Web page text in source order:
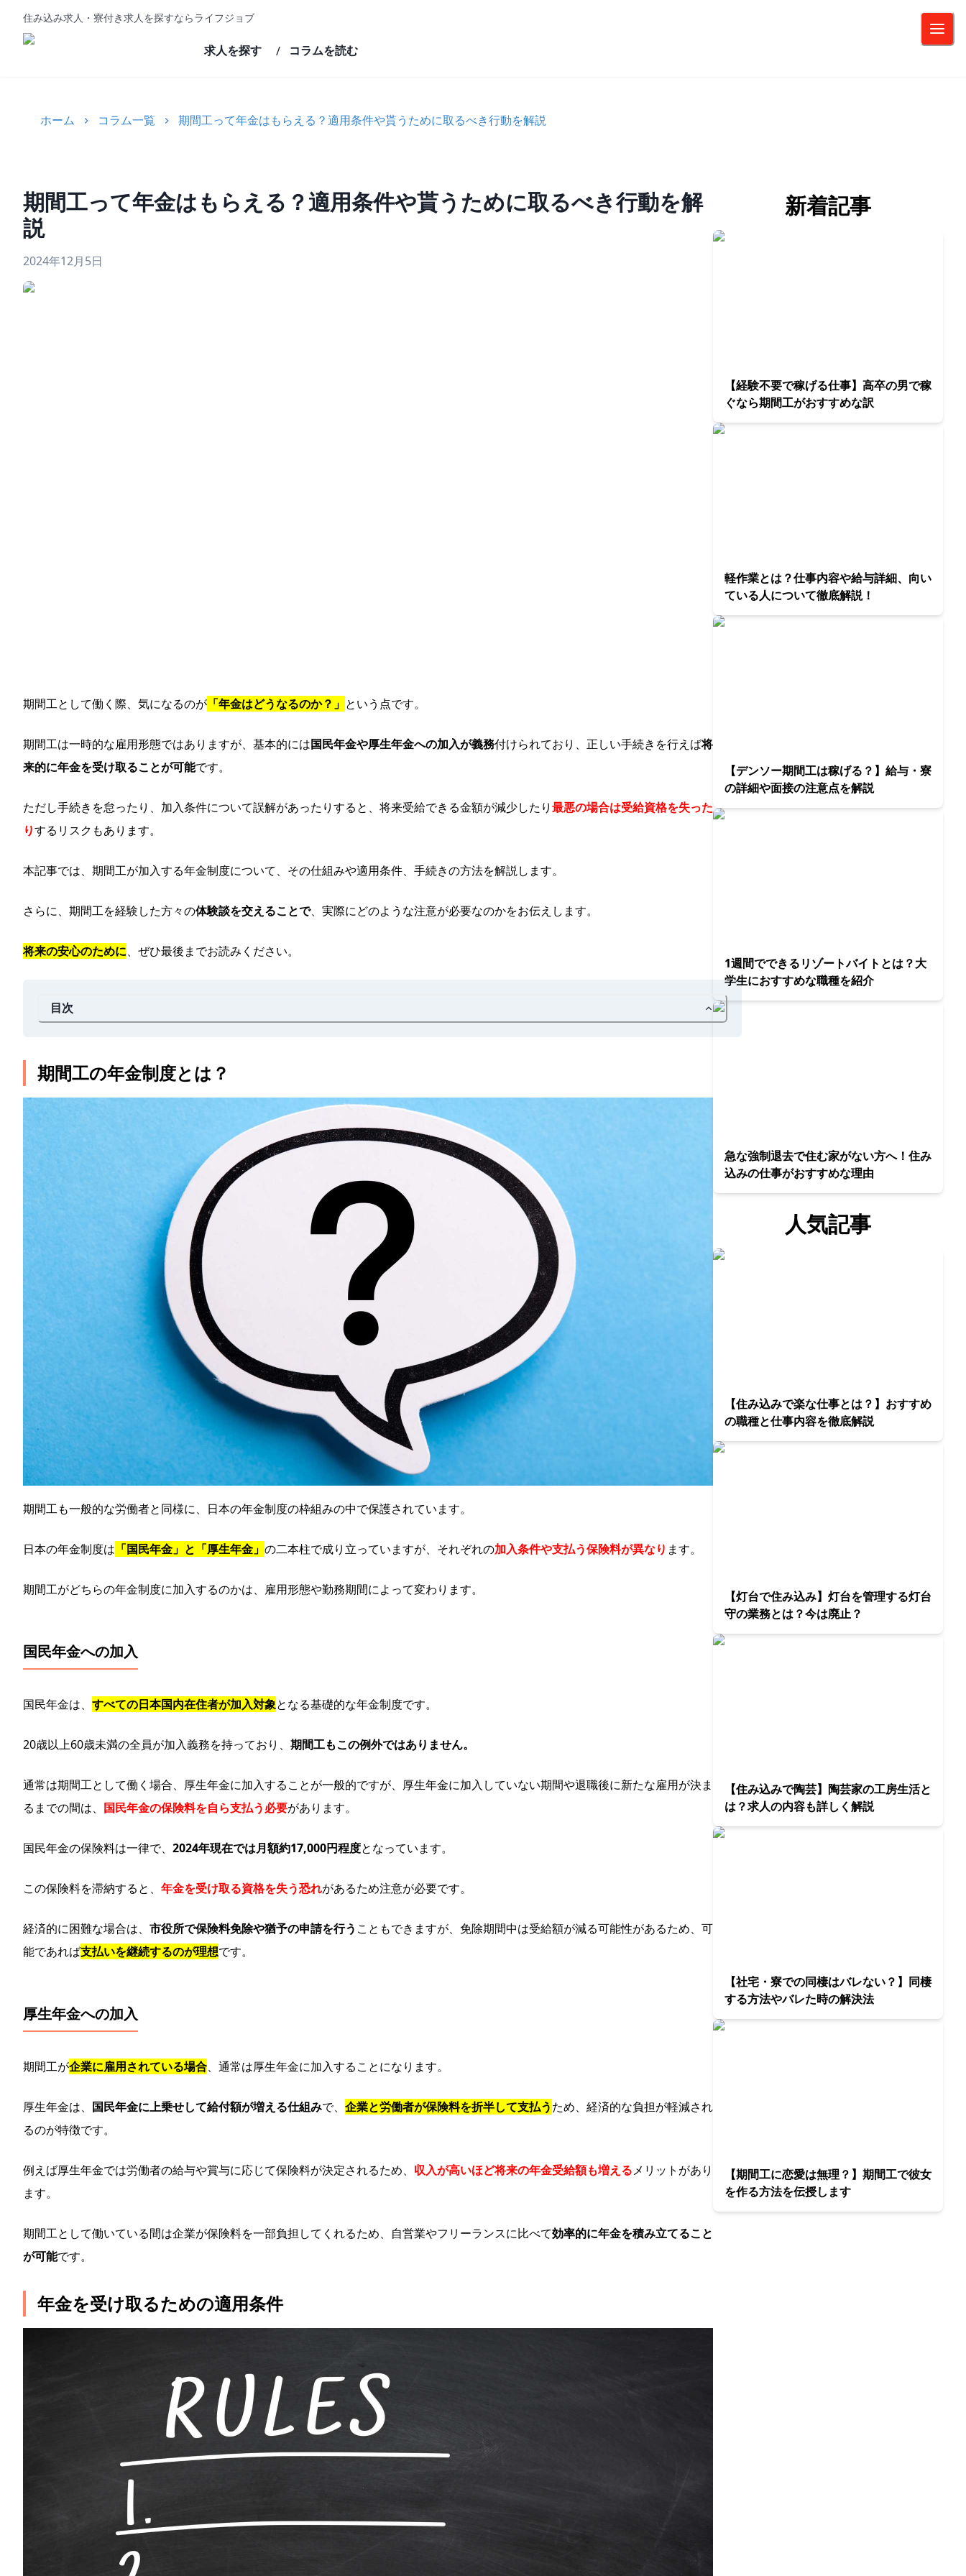
住み込み求人・寮付き求人を探すならライフジョブ
求人を探す / コラムを読む
ホーム コラム一覧 期間工って年金はもらえる？適用条件や貰うために取るべき行動を解説
期間工って年金はもらえる？適用条件や貰うために取るべき行動を解
説
2024年12月5日
期間工として働く際、気になるのが 「年金はどうなるのか？」 という点です。
期間工は一時的な雇用形態ではありますが、基本的には国民年金や厚生年金への加入が義務付けられており、正しい手続きを行えば将
来的に年金を受け取ることが可能です。
ただし手続きを怠ったり、加入条件について誤解があったりすると、将来受給できる金額が減少したり最悪の場合は受給資格を失った
りするリスクもあります。
本記事では、期間工が加入する年金制度について、その仕組みや適用条件、手続きの方法を解説します。
さらに、期間工を経験した方々の体験談を交えることで、実際にどのような注意が必要なのかをお伝えします。
将来の安心のために、ぜひ最後までお読みください。
目次
期間工の年金制度とは？
期間工も一般的な労働者と同様に、日本の年金制度の枠組みの中で保護されています。
日本の年金制度は 「国民年金」と「厚生年金」 の二本柱で成り立っていますが、それぞれの加入条件や支払う保険料が異なり ます。
期間工がどちらの年金制度に加入するのかは、雇用形態や勤務期間によって変わります。
国民年金への加入
国民年金は、 すべての日本国内在住者が加入対象となる基礎的な年金制度です。
20歳以上60歳未満の全員が加入義務を持っており、 期間工もこの例外ではありません。
通常は期間工として働く場合、厚生年金に加入することが一般的ですが、厚生年金に加入していない期間や退職後に新たな雇用が決ま
るまでの間は、 国民年金の保険料を自ら支払う必要があります。
国民年金の保険料は一律で、 2024年現在では月額約17,000円程度となっています。
この保険料を滞納すると、 年金を受け取る資格を失う恐れがあるため注意が必要です。
経済的に困難な場合は、 市役所で保険料免除や猶予の申請を行う こともできますが、免除期間中は受給額が減る可能性があるため、可
能であれば支払いを継続するのが理想です。
厚生年金への加入
期間工が企業に雇用されている場合、通常は厚生年金に加入することになります。
厚生年金は、 国民年金に上乗せして給付額が増える仕組みで、 企業と労働者が保険料を折半して支払うため、経済的な負担が軽減され
るのが特徴です。
例えば厚生年金では労働者の給与や賞与に応じて保険料が決定されるため、 収入が高いほど将来の年金受給額も増えるメリットがあり
ます。
期間工として働いている間は企業が保険料を一部負担してくれるため、自営業やフリーランスに比べて効率的に年金を積み立てること
が可能です。
年金を受け取るための適用条件
新着記事
【経験不要で稼げる仕事】高卒の男で稼
ぐなら期間工がおすすめな訳
軽作業とは？仕事内容や給与詳細、向い
ている人について徹底解説！
【デンソー期間工は稼げる？】給与・寮
の詳細や面接の注意点を解説
1週間でできるリゾートバイトとは？大
学生におすすめな職種を紹介
急な強制退去で住む家がない方へ！住み
込みの仕事がおすすめな理由
人気記事
【住み込みで楽な仕事とは？】おすすめ
の職種と仕事内容を徹底解説
【灯台で住み込み】灯台を管理する灯台
守の業務とは？今は廃止？
【住み込みで陶芸】陶芸家の工房生活と
は？求人の内容も詳しく解説
【社宅・寮での同棲はバレない？】同棲
する方法やバレた時の解決法
【期間工に恋愛は無理？】期間工で彼女
を作る方法を伝授します